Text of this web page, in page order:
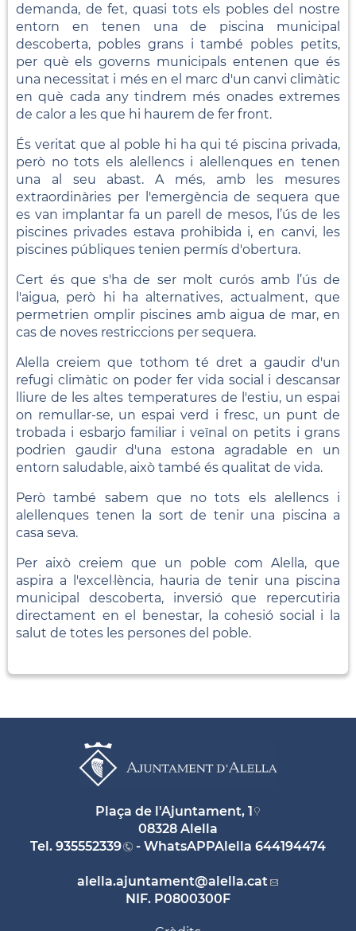
demanda, de fet, quasi tots els pobles del nostre
entorn en tenen una de piscina municipal
descoberta, pobles grans i també pobles petits,
per què els governs municipals entenen que és
una necessitat i més en el marc d'un canvi climàtic
en què cada any tindrem més onades extremes
de calor a les que hi haurem de fer front.
És veritat que al poble hi ha qui té piscina privada,
però no tots els alellencs i alellenques en tenen
una al seu abast. A més, amb les mesures
extraordinàries per l'emergència de sequera que
es van implantar fa un parell de mesos, l’ús de les
piscines privades estava prohibida i, en canvi, les
piscines públiques tenien permís d'obertura.
Cert és que s'ha de ser molt curós amb l’ús de
l'aigua, però hi ha alternatives, actualment, que
permetrien omplir piscines amb aigua de mar, en
cas de noves restriccions per sequera.
Alella creiem que tothom té dret a gaudir d'un
refugi climàtic on poder fer vida social i descansar
lliure de les altes temperatures de l'estiu, un espai
on remullar-se, un espai verd i fresc, un punt de
trobada i esbarjo familiar i veïnal on petits i grans
podrien gaudir d'una estona agradable en un
entorn saludable, això també és qualitat de vida.
Però també sabem que no tots els alellencs i
alellenques tenen la sort de tenir una piscina a
casa seva.
Per això creiem que un poble com Alella, que
aspira a l'excel·lència, hauria de tenir una piscina
municipal descoberta, inversió que repercutiria
directament en el benestar, la cohesió social i la
salut de totes les persones del poble.
Plaça de l'Ajuntament, 1
08328 Alella
Tel. 935552339 - WhatsAPPAlella 644194474
alella.ajuntament@alella.cat
NIF. P0800300F